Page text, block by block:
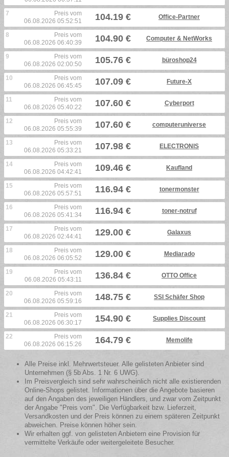
7
Preis vom
06.08.2026 05:52:51
104.19 € Office-Partner
8
Preis vom
06.08.2026 06:40:39
104.90 € Computer & NetWorks
9
Preis vom
06.08.2026 02:00:50
105.76 € büroshop24
10
Preis vom
06.08.2026 06:45:45
107.09 € Future-X
11
Preis vom
06.08.2026 05:40:22
107.60 € Cyberport
12
Preis vom
06.08.2026 05:55:39
107.60 € computeruniverse
13
Preis vom
06.08.2026 05:33:21
107.98 € ELECTRONIS
14
Preis vom
06.08.2026 04:42:41
109.46 € Kaufland
15
Preis vom
06.08.2026 05:57:51
116.94 € tonermonster
16
Preis vom
06.08.2026 05:41:34
116.94 € toner-notruf
17
Preis vom
06.08.2026 02:44:41
129.00 € Galaxus
18
Preis vom
06.08.2026 06:05:52
129.00 € Mediarado
19
Preis vom
06.08.2026 05:43:11
136.84 € OTTO Office
20
Preis vom
06.08.2026 05:59:16
148.75 € SSI Schäfer Shop
21
Preis vom
06.08.2026 06:30:17
154.90 € Supplies Discount
22
Preis vom
06.08.2026 06:15:26
164.79 € Memolife
Alle Preise inkl. Mehrwertsteuer. Alle gelisteten Anbieter sind
Unternehmen (§ 5b Abs. 1 Nr. 6 UWG).
Im Preisvergleich sind sehr wahrscheinlich nicht alle existierenden
Online-Shops gelistet. Informationen über die Angebote basieren
auf den Angaben des jeweiligen Händlers, und zwar vom Zeitpunkt
der Angabe "Preis vom". Die Verfügbarkeit bzw. Lieferzeit,
Versandkosten und der Preis können zu einem späteren Zeitpunkt
abweichen. Preise können höher sein.
Wir erhalten ggf. von gelisteten Anbietern eine Provision für
vermittelte Verkäufe oder weitergeleitete Besucher.